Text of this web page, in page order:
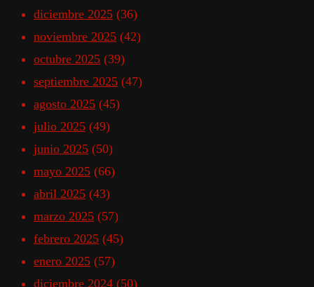
diciembre 2025 (36)
noviembre 2025 (42)
octubre 2025 (39)
septiembre 2025 (47)
agosto 2025 (45)
julio 2025 (49)
junio 2025 (50)
mayo 2025 (66)
abril 2025 (43)
marzo 2025 (57)
febrero 2025 (45)
enero 2025 (57)
diciembre 2024 (50)